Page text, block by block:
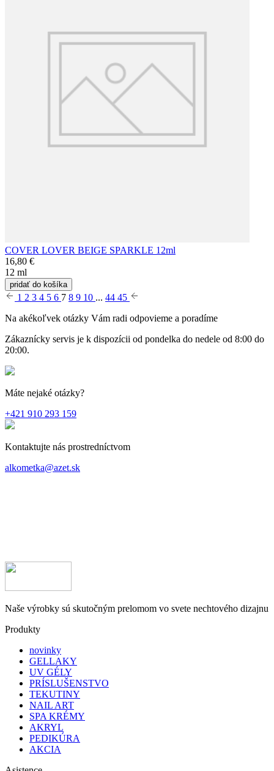
COVER LOVER BEIGE SPARKLE 12ml
16,80 €
12 ml
pridať do košíka
1 2 3 4 5 6 7 8 9 10 ... 44 45
Na akékoľvek otázky Vám radi odpovieme a poradíme
Zákaznícky servis je k dispozícii od pondelka do nedele od 8:00 do
20:00.
Máte nejaké otázky?
+421 910 293 159
Kontaktujte nás prostredníctvom
alkometka@azet.sk
Naše výrobky sú skutočným prelomom vo svete nechtového dizajnu
Produkty
novinky
GELLAKY
UV GÉLY
PRÍSLUŠENSTVO
TEKUTINY
NAIL ART
SPA KRÉMY
AKRYL
PEDIKÚRA
AKCIA